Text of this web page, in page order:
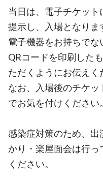
当日は、電子チケッ
提示し、入場となりま
電子機器をお持ちでな
QRコードを印刷した
ただくようにお伝えく
なお、入場後のチケ
でお気を付けください。
感染症対策のため、
かり・楽屋面会は行
ください。